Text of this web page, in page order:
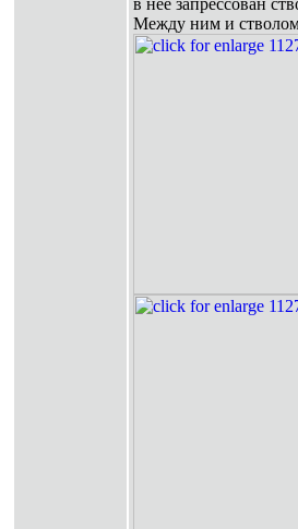
в нее запрессован
Между ним и